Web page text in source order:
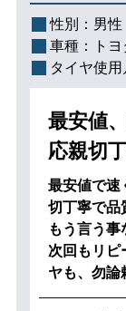
性別： 男性
車種：
ト
タイヤ使用
最安値
応親切
最安値で速
切丁寧で品
もう言う事
次回もリピ
ヤも、勿論